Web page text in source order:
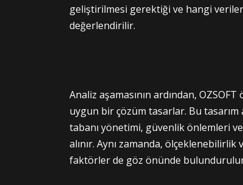
geliştirilmesi gerektiği ve hangi
değerlendirilir.
Analiz aşamasının ardından,
uygun bir çözüm tasarlar. Bu tasarım
tabanı yönetimi, güvenlik önlemleri
alınır. Aynı zamanda,
faktörler de göz önünde